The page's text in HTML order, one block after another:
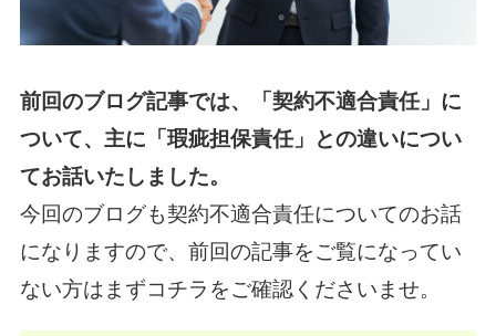
前回のブログ記事では、「契約不適合責任」に
ついて、主に「瑕疵担保責任」との違いについ
てお話いたしました。
今回のブログも契約不適合責任についてのお話
になりますので、 前回の記事をご覧になってい
ない方はまずコチラをご確認くださいませ。